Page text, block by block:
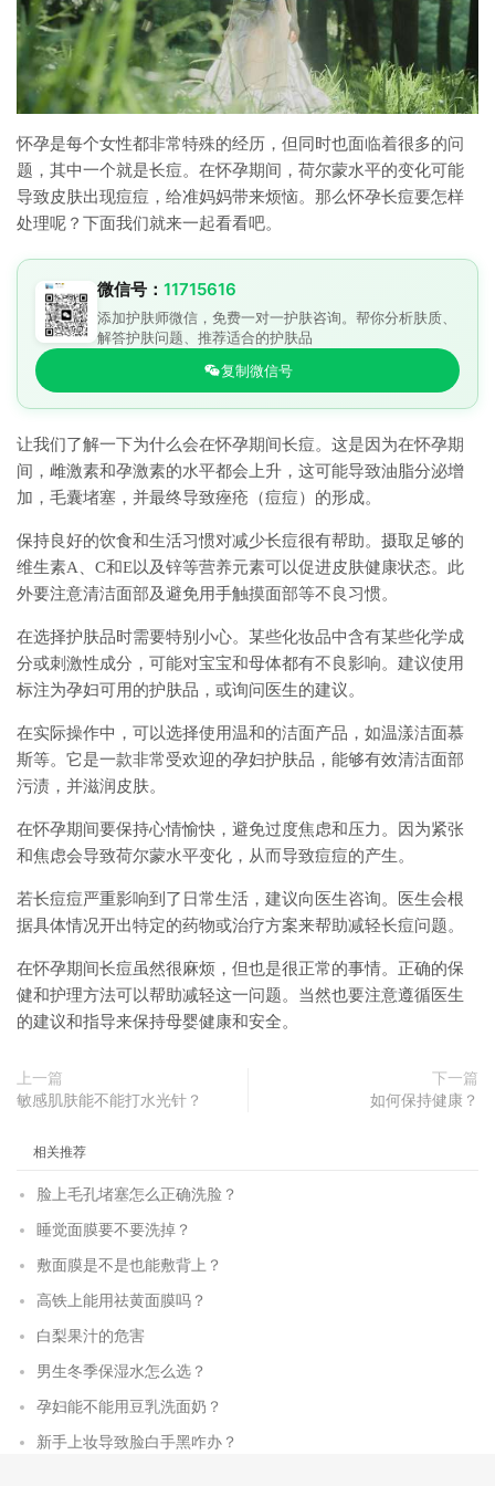
怀孕是每个女性都非常特殊的经历，但同时也面临着很多的问
题，其中一个就是长痘。在怀孕期间，荷尔蒙水平的变化可能
导致皮肤出现痘痘，给准妈妈带来烦恼。那么怀孕长痘要怎样
处理呢？下面我们就来一起看看吧。
微信号： 11715616
添加护肤师微信，免费一对一护肤咨询。帮你分析肤质、
解答护肤问题、推荐适合的护肤品
复制微信号
让我们了解一下为什么会在怀孕期间长痘。这是因为在怀孕期
间，雌激素和孕激素的水平都会上升，这可能导致油脂分泌增
加，毛囊堵塞，并最终导致痤疮（痘痘）的形成。
保持良好的饮食和生活习惯对减少长痘很有帮助。摄取足够的
维生素A、C和E以及锌等营养元素可以促进皮肤健康状态。此
外要注意清洁面部及避免用手触摸面部等不良习惯。
在选择护肤品时需要特别小心。某些化妆品中含有某些化学成
分或刺激性成分，可能对宝宝和母体都有不良影响。建议使用
标注为孕妇可用的护肤品，或询问医生的建议。
在实际操作中，可以选择使用温和的洁面产品，如温漾洁面慕
斯等。它是一款非常受欢迎的孕妇护肤品，能够有效清洁面部
污渍，并滋润皮肤。
在怀孕期间要保持心情愉快，避免过度焦虑和压力。因为紧张
和焦虑会导致荷尔蒙水平变化，从而导致痘痘的产生。
若长痘痘严重影响到了日常生活，建议向医生咨询。医生会根
据具体情况开出特定的药物或治疗方案来帮助减轻长痘问题。
在怀孕期间长痘虽然很麻烦，但也是很正常的事情。正确的保
健和护理方法可以帮助减轻这一问题。当然也要注意遵循医生
的建议和指导来保持母婴健康和安全。
上一篇
敏感肌肤能不能打水光针？
下一篇
如何保持健康？
相关推荐
脸上毛孔堵塞怎么正确洗脸？
睡觉面膜要不要洗掉？
敷面膜是不是也能敷背上？
高铁上能用祛黄面膜吗？
白梨果汁的危害
男生冬季保湿水怎么选？
孕妇能不能用豆乳洗面奶？
新手上妆导致脸白手黑咋办？